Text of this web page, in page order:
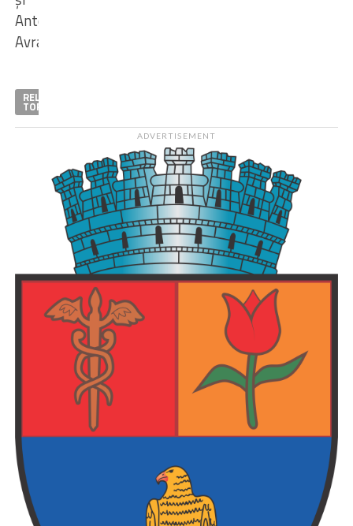
Antonio
Avram.
RELATED
TOPICS
ADVERTISEMENT